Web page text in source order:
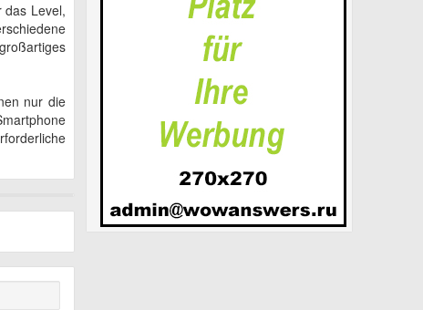
das Level,
nur die